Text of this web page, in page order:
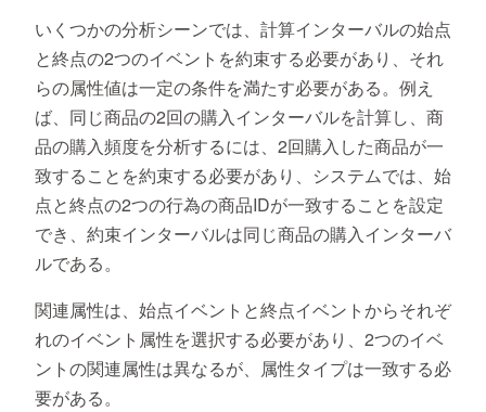
いくつかの分析シーンでは、計算インターバルの始点
と終点の2つのイベントを約束する必要があり、それ
らの属性値は一定の条件を満たす必要がある。例え
ば、同じ商品の2回の購入インターバルを計算し、商
品の購入頻度を分析するには、2回購入した商品が一
致することを約束する必要があり、システムでは、始
点と終点の2つの行為の商品IDが一致することを設定
でき、約束インターバルは同じ商品の購入インターバ
ルである。
関連属性は、始点イベントと終点イベントからそれぞ
れのイベント属性を選択する必要があり、2つのイベ
ントの関連属性は異なるが、属性タイプは一致する必
要がある。